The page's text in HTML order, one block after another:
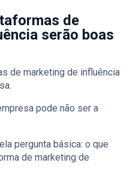
de
serão boas
de marketing de influência
pode não ser a
pergunta básica: o que
de marketing de